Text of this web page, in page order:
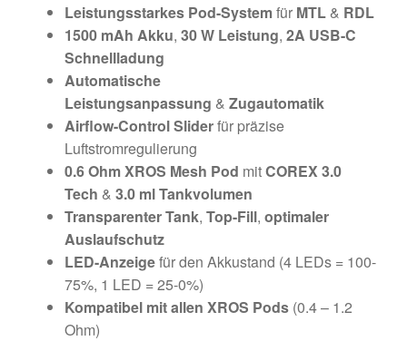
Leistungsstarkes Pod-Systemfür MTL& RDL
1500 mAh Akku, 30 W Leistung, 2A USB-C
Schnellladung
Automatische
Leistungsanpassung & Zugautomatik
Airflow-Control Sliderfür präzise
Luftstromregulierung
0.6 Ohm XROS Mesh Pod mitCOREX 3.0
Tech & 3.0 ml Tankvolumen
Transparenter Tank, Top-Fill, optimaler
Auslaufschutz
LED-Anzeigefür den Akkustand (4 LEDs = 100-
75%, 1 LED = 25-0%)
Kompatibel mit allen XROS Pods(0.4 – 1.2
Ohm)